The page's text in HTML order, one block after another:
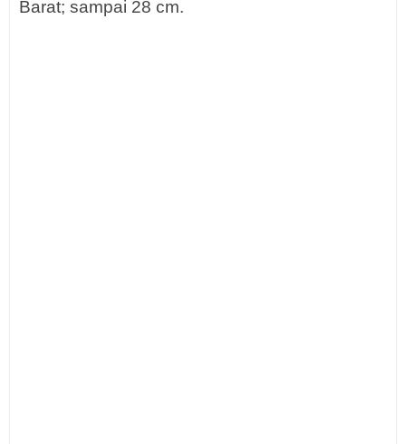
Barat; sampai 28 cm.